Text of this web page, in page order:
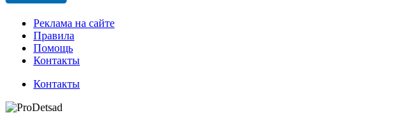
Реклама на сайте
Правила
Помощь
Контакты
Контакты